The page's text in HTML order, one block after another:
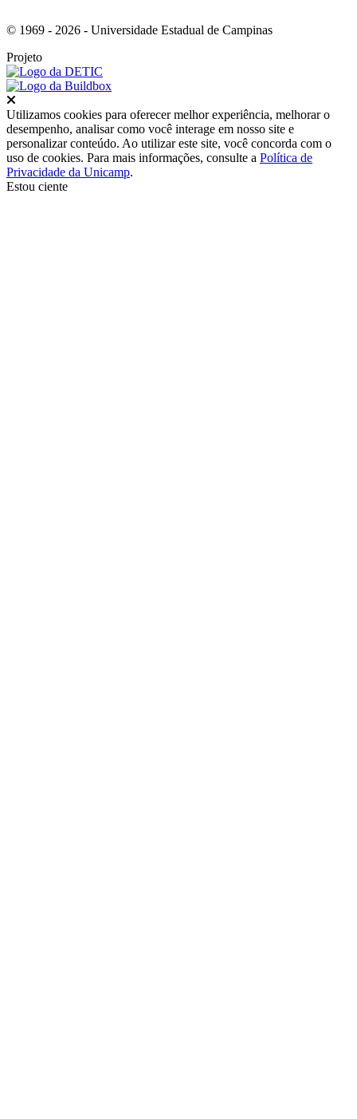
© 1969 - 2026 - Universidade Estadual de Campinas
Projeto
Utilizamos cookies para oferecer melhor experiência, melhorar o
desempenho, analisar como você interage em nosso site e
personalizar conteúdo. Ao utilizar este site, você concorda com o
uso de cookies. Para mais informações, consulte a Política de
Privacidade da Unicamp.
Estou ciente